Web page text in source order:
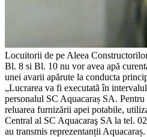
Locuitorii de pe Aleea
Bl. 8 si Bl. 10 nu vor avea apă
unei avarii apărute la conducta
„Lucrarea va fi executată în
personalul SC Aquacaraș SA.
reluarea furnizării apei potabile,
Central al SC Aquacaraş SA la tel.
au transmis reprezentanții Aquacaraș.